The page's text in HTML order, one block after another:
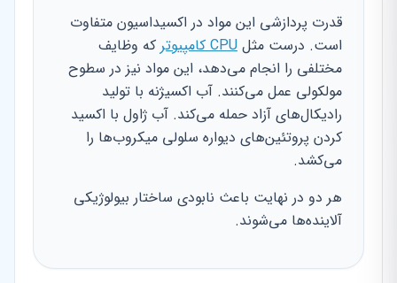
قدرت پردازشی این مواد در اکسیداسیون متفاوت
است. درست مثل CPU کامپیوتر
که وظایف
مختلفی را انجام می‌دهد، این مواد نیز در سطوح
مولکولی عمل می‌کنند. آب اکسیژنه با تولید
رادیکال‌های آزاد حمله می‌کند. آب ژاول با اکسید
کردن پروتئین‌های دیواره سلولی میکروب‌ها را
می‌کشد.
هر دو در نهایت باعث نابودی ساختار بیولوژیکی
آلاینده‌ها می‌شوند.